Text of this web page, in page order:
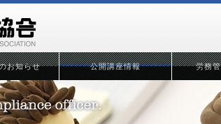
お知らせ 公開講座情報 労務